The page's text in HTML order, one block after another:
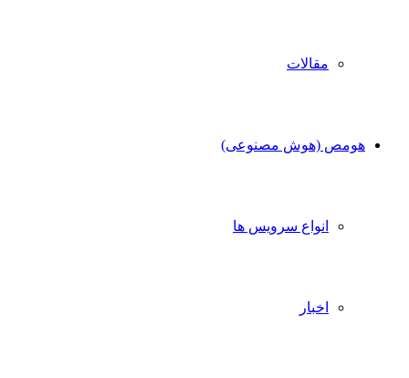
مقالات
هومص (هوش مصنوعی)
انواع سرویس ها
اخبار